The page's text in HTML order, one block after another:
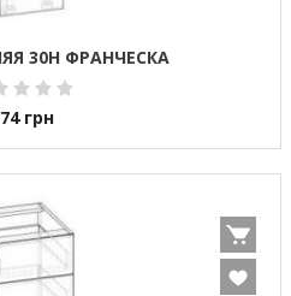
30Н ФРАНЧЕСКА
грн